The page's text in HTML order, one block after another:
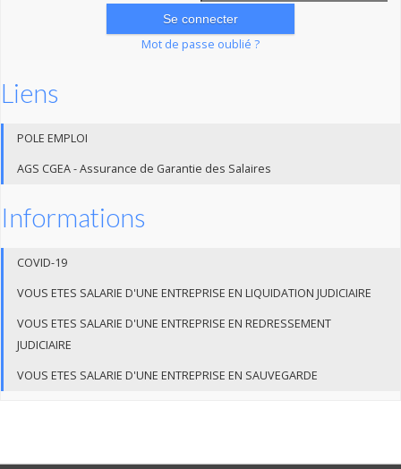
Mot de passe oublié ?
Liens
POLE EMPLOI
AGS CGEA - Assurance de Garantie des Salaires
Informations
COVID-19
VOUS ETES SALARIE D'UNE ENTREPRISE EN LIQUIDATION JUDICIAIRE
VOUS ETES SALARIE D'UNE ENTREPRISE EN REDRESSEMENT
JUDICIAIRE
VOUS ETES SALARIE D'UNE ENTREPRISE EN SAUVEGARDE